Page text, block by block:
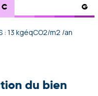
C G
: 13 kgéqCO2/m2 /an
du bien